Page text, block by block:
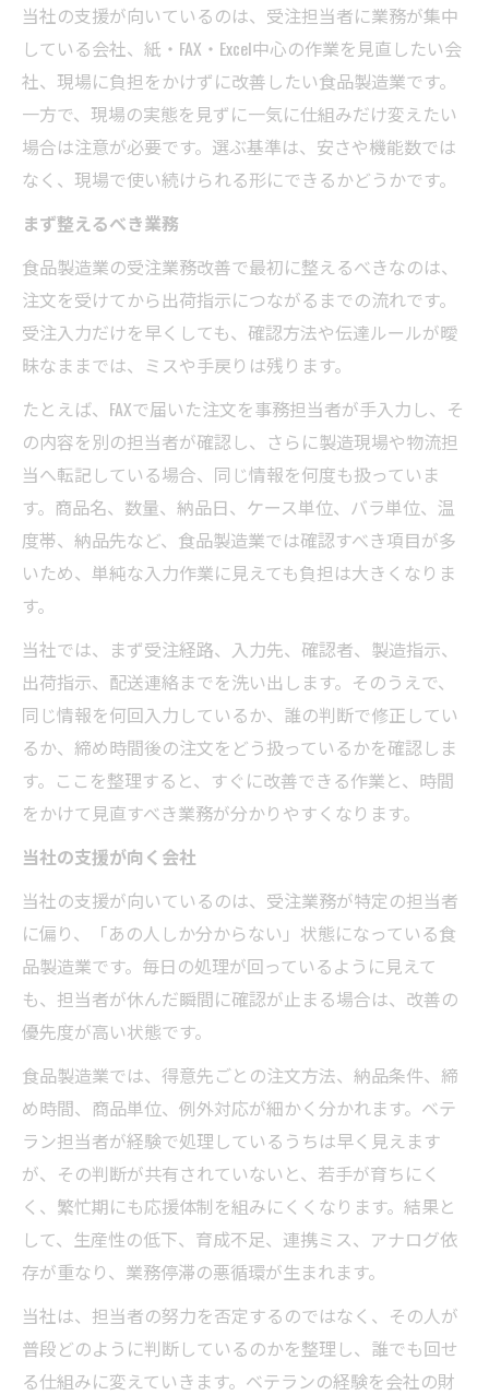
当社の支援が向いているのは、受注担当者に業務が集中
している会社、紙・FAX・Excel中心の作業を見直したい会
社、現場に負担をかけずに改善したい食品製造業です。
一方で、現場の実態を見ずに一気に仕組みだけ変えたい
場合は注意が必要です。選ぶ基準は、安さや機能数では
なく、現場で使い続けられる形にできるかどうかです。
まず整えるべき業務
食品製造業の受注業務改善で最初に整えるべきなのは、
注文を受けてから出荷指示につながるまでの流れです。
受注入力だけを早くしても、確認方法や伝達ルールが曖
昧なままでは、ミスや手戻りは残ります。
たとえば、FAXで届いた注文を事務担当者が手入力し、そ
の内容を別の担当者が確認し、さらに製造現場や物流担
当へ転記している場合、同じ情報を何度も扱っていま
す。商品名、数量、納品日、ケース単位、バラ単位、温
度帯、納品先など、食品製造業では確認すべき項目が多
いため、単純な入力作業に見えても負担は大きくなりま
す。
当社では、まず受注経路、入力先、確認者、製造指示、
出荷指示、配送連絡までを洗い出します。そのうえで、
同じ情報を何回入力しているか、誰の判断で修正してい
るか、締め時間後の注文をどう扱っているかを確認しま
す。ここを整理すると、すぐに改善できる作業と、時間
をかけて見直すべき業務が分かりやすくなります。
当社の支援が向く会社
当社の支援が向いているのは、受注業務が特定の担当者
に偏り、「あの人しか分からない」状態になっている食
品製造業です。毎日の処理が回っているように見えて
も、担当者が休んだ瞬間に確認が止まる場合は、改善の
優先度が高い状態です。
食品製造業では、得意先ごとの注文方法、納品条件、締
め時間、商品単位、例外対応が細かく分かれます。ベテ
ラン担当者が経験で処理しているうちは早く見えます
が、その判断が共有されていないと、若手が育ちにく
く、繁忙期にも応援体制を組みにくくなります。結果と
して、生産性の低下、育成不足、連携ミス、アナログ依
存が重なり、業務停滞の悪循環が生まれます。
当社は、担当者の努力を否定するのではなく、その人が
普段どのように判断しているのかを整理し、誰でも回せ
る仕組みに変えていきます。ベテランの経験を会社の財